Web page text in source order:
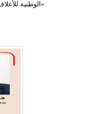
«الوطنية للأعلاف»